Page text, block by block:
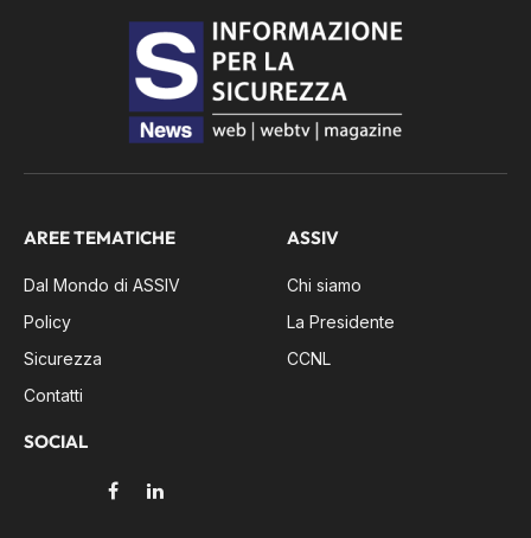
AREE TEMATICHE
Dal Mondo di ASSIV
Policy
Sicurezza
Contatti
SOCIAL
FacebookLinkedIn
ASSIV
Chi siamo
La Presidente
CCNL